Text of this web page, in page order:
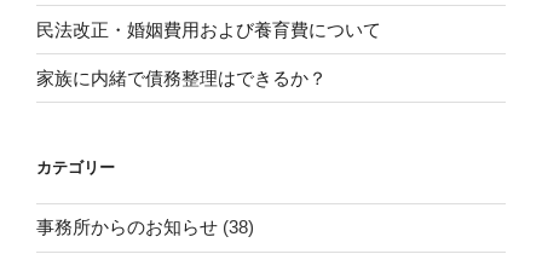
民法改正・婚姻費用および養育費について
家族に内緒で債務整理はできるか？
カテゴリー
事務所からのお知らせ (38)